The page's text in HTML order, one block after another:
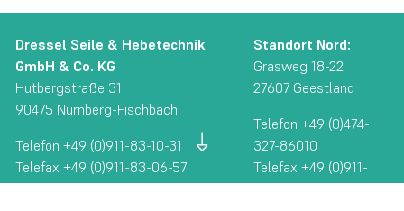
Dressel Seile & Hebetechnik
GmbH & Co. KG
Hutbergstraße 31
90475 Nürnberg-Fischbach
Telefon +49 (0)911-83-10-31
Telefax +49 (0)911-83-06-57
E-Mail info@dressel-seile.de
Standort Nord:
Grasweg 18-22
27607 Geestland
Telefon +49 (0)474-
327-86010
Telefax +49 (0)911-
83-06-57